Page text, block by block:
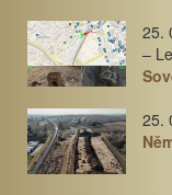
25.
–
25.